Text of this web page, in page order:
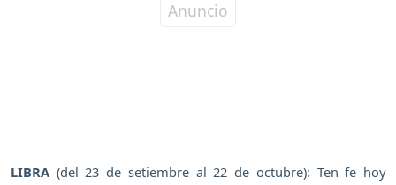
LIBRA (del 23 de setiembre al 22 de octubre): Ten fe hoy